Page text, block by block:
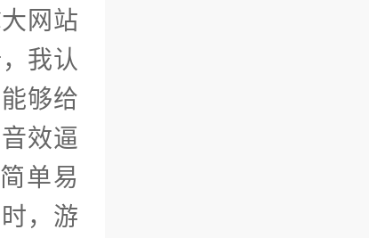
网站
我认
够给
效逼
单易
，游